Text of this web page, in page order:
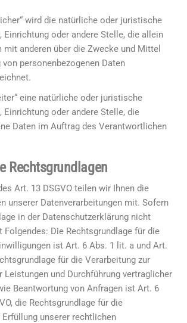
wird die natürliche oder juristische
Einrichtung oder andere Stelle, die allein
mit anderen über die Zwecke und Mittel
personenbezogenen Daten
eine natürliche oder juristische
Einrichtung oder andere Stelle, die
Daten im Auftrag des Verantwortlichen
Rechtsgrundlagen
Art. 13 DSGVO teilen wir Ihnen die
unserer Datenverarbeitungen mit. Sofern
in der Datenschutzerklärung nicht
Folgendes: Die Rechtsgrundlage für die
ist Art. 6 Abs. 1 lit. a und Art.
für die Verarbeitung zur
Leistungen und Durchführung vertraglicher
Beantwortung von Anfragen ist Art. 6
die Rechtsgrundlage für die
unserer rechtlichen